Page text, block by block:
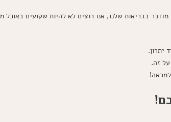
בבריאות שלנו, אנו רוצים לא להיות שקועים
יתרון.
זה.